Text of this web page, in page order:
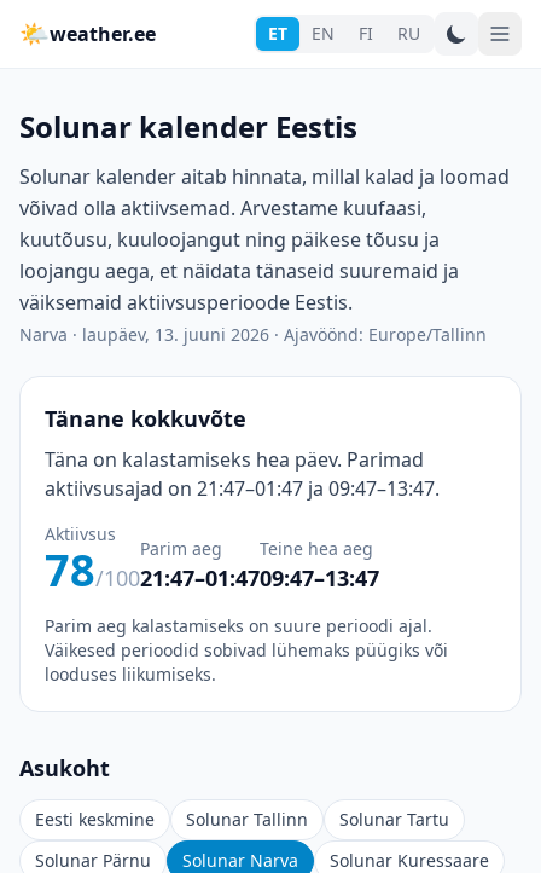
🌤weather.ee ET EN FI RU
Solunar kalender Eestis
Solunar kalender aitab hinnata, millal kalad ja loomad
võivad olla aktiivsemad. Arvestame kuufaasi,
kuutõusu, kuuloojangut ning päikese tõusu ja
loojangu aega, et näidata tänaseid suuremaid ja
väiksemaid aktiivsusperioode Eestis.
Narva · laupäev, 13. juuni 2026 · Ajavöönd: Europe/Tallinn
Tänane kokkuvõte
Täna on kalastamiseks hea päev. Parimad
aktiivsusajad on 21:47–01:47 ja 09:47–13:47.
Aktiivsus
78/100
Parim aeg
21:47–01:47
Teine hea aeg
09:47–13:47
Parim aeg kalastamiseks on suure perioodi ajal.
Väikesed perioodid sobivad lühemaks püügiks või
looduses liikumiseks.
Asukoht
Eesti keskmine Solunar Tallinn
Solunar Tartu
Solunar Pärnu
Solunar Narva
Solunar Kuressaare